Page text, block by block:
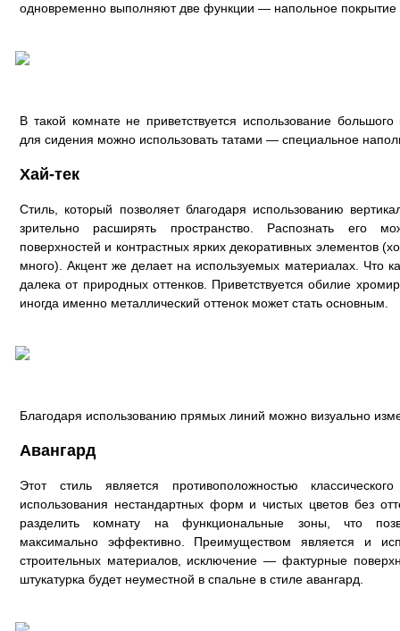
одновременно выполняют две функции — напольное
В такой комнате не приветствуется использование
для сидения можно использовать татами — специальное
Хай-тек
Стиль, который позволяет благодаря использованию
зрительно расширять пространство. Распознать его
поверхностей и контрастных ярких декоративных элементов
много). Акцент же делает на используемых материалах. Что
далека от природных оттенков. Приветствуется обилие
иногда именно металлический оттенок может стать основным.
Благодаря использованию прямых линий можно визуально
Авангард
Этот стиль является противоположностью
использования нестандартных форм и чистых цветов без
разделить комнату на функциональные зоны, что
максимально эффективно. Преимуществом является и
строительных материалов, исключение — фактурные
штукатурка будет неуместной в спальне в стиле авангард.